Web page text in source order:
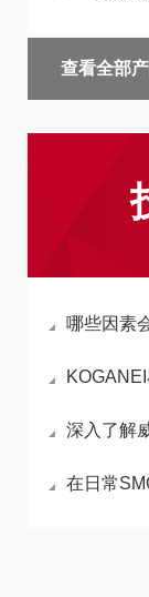
查看全部
哪些因素会
KOGANEI
深入了解威格士
在日常